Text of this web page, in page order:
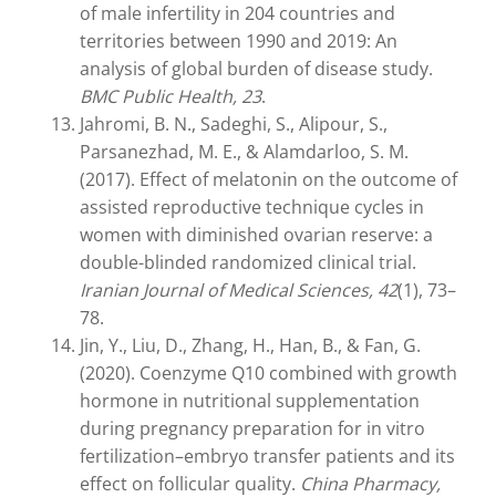
of male infertility in 204 countries and
territories between 1990 and 2019: An
analysis of global burden of disease study.
BMC Public Health, 23.
Jahromi, B. N., Sadeghi, S., Alipour, S.,
Parsanezhad, M. E., & Alamdarloo, S. M.
(2017). Effect of melatonin on the outcome of
assisted reproductive technique cycles in
women with diminished ovarian reserve: a
double-blinded randomized clinical trial.
Iranian Journal of Medical Sciences, 42(1), 73–
78.
Jin, Y., Liu, D., Zhang, H., Han, B., & Fan, G.
(2020). Coenzyme Q10 combined with growth
hormone in nutritional supplementation
during pregnancy preparation for in vitro
fertilization–embryo transfer patients and its
effect on follicular quality. China Pharmacy,